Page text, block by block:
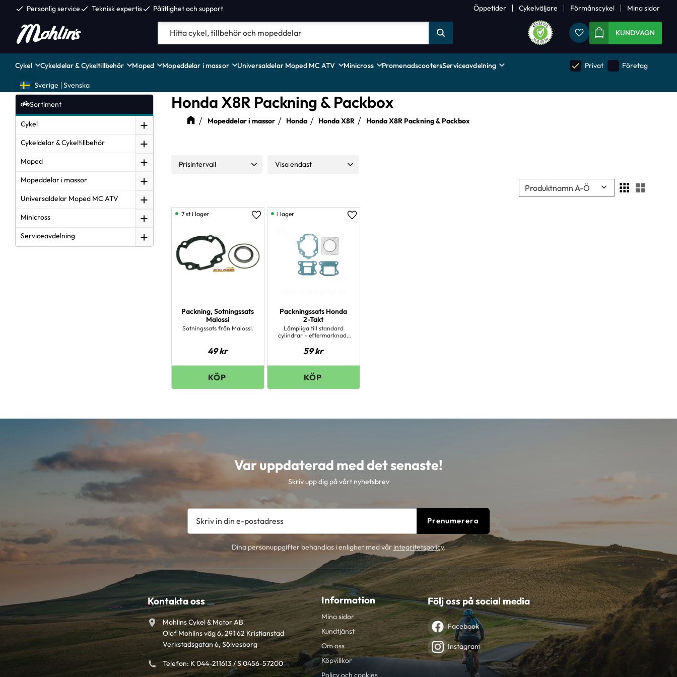
check Personlig servicecheck Teknisk expertischeck Pålitlighet och support Öppetider Cykelväljare Förmånscykel Mina sidor
FavoriterKUNDVAGN
Cykel Cykeldelar & Cykeltillbehör Moped Mopeddelar i massor Universaldelar Moped MC ATV Minicross PromenadscootersServiceavdelning done Privat Företag
Sverige Svenska
Honda X8R Packning & Packbox
Mopeddelar i massor Honda Honda X8R Honda X8R Packning & Packbox
Prisintervall
Visa endast
Välj sortering
Packning, Sotningssats
Malossi
Sotningssats från Malossi.
49kr
Lägg till i favoriter
7 st i lager
Packningssats Honda
2-Takt
Lämpliga till standard
cylindrar - eftermarknads
59kr
Lägg till i favoriter
I lager
Sortiment
Cykel
Cykeldelar & Cykeltillbehör
Moped
Mopeddelar i massor
Universaldelar Moped MC ATV
Minicross
Serviceavdelning
Var uppdaterad med det senaste!
Skriv upp dig på vårt nyhetsbrev
Prenumerera
Dina personuppgifter behandlas i enlighet med vårintegritetspolicy.
Kontakta oss
Mohlins Cykel & Motor AB
Olof Mohlins väg 6, 291 62 Kristianstad
Verkstadsgatan 6, Sölvesborg
Telefon: K 044-211613 / S 0456-57200
Information
Mina sidor
Kundtjänst
Om oss
Köpvillkor
Policy och cookies
Följ oss på social media
Facebook
Instagram